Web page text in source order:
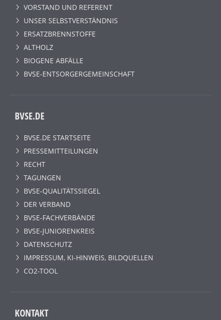
VORSTAND UND REFERENT
UNSER SELBSTVERSTÄNDNIS
ERSATZBRENNSTOFFE
ALTHOLZ
BIOGENE ABFÄLLE
BVSE-ENTSORGERGEMEINSCHAFT
BVSE.DE
BVSE.DE STARTSEITE
PRESSEMITTEILUNGEN
RECHT
TAGUNGEN
BVSE-QUALITÄTSSIEGEL
DER VERBAND
BVSE-FACHVERBÄNDE
BVSE-JUNIORENKREIS
DATENSCHUTZ
IMPRESSUM, KI-HINWEIS, BILDQUELLEN
CO2-TOOL
KONTAKT